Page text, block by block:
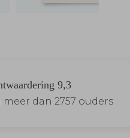
9,3
meer dan 2757 ouders